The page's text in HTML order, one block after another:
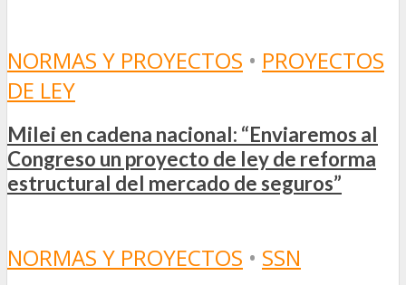
NORMAS Y PROYECTOS • PROYECTOS
DE LEY
Milei en cadena nacional: “Enviaremos al
Congreso un proyecto de ley de reforma
estructural del mercado de seguros”
NORMAS Y PROYECTOS • SSN